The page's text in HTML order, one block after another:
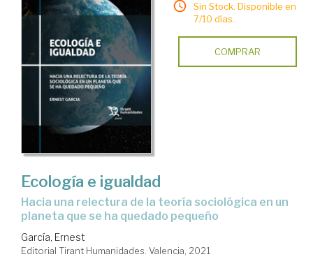
Sin Stock. Disponible en
7/10 días.
COMPRAR
Ecología e igualdad
hacia una relectura de la teoría sociológica en un
planeta que se ha quedado pequeño
García, Ernest
Editorial Tirant Humanidades. Valencia, 2021